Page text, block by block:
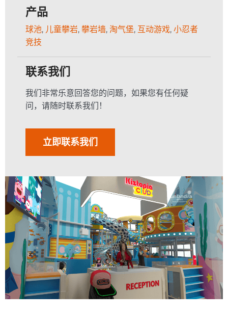
产品
球池, 儿童攀岩, 攀岩墙, 淘气堡, 互动游戏, 小忍者
竞技
联系我们
我们非常乐意回答您的问题，如果您有任何疑
问，请随时联系我们！
立即联系我们